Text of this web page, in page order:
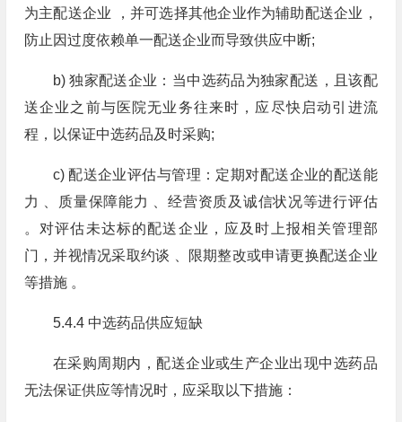
为主配送企业 ，并可选择其他企业作为辅助配送企业，
防止因过度依赖单一配送企业而导致供应中断;
b) 独家配送企业：当中选药品为独家配送，且该配
送企业之前与医院无业务往来时，应尽快启动引进流
程，以保证中选药品及时采购;
c) 配送企业评估与管理：定期对配送企业的配送能
力 、质量保障能力 、经营资质及诚信状况等进行评估
。对评估未达标的配送企业，应及时上报相关管理部
门，并视情况采取约谈 、限期整改或申请更换配送企业
等措施 。
5.4.4 中选药品供应短缺
在采购周期内，配送企业或生产企业出现中选药品
无法保证供应等情况时，应采取以下措施：